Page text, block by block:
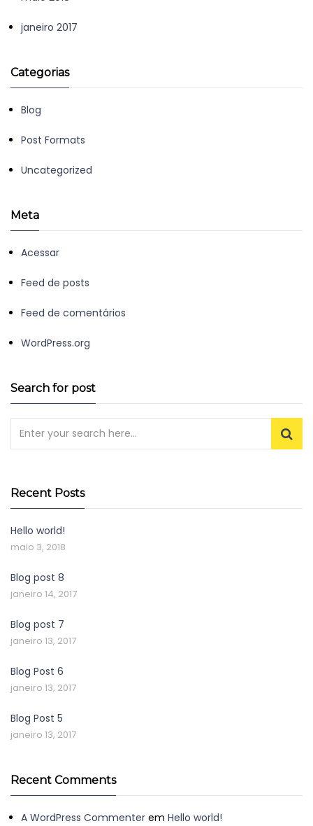
janeiro 2017
Categorias
Blog
Post Formats
Uncategorized
Meta
Acessar
Feed de posts
Feed de comentários
WordPress.org
Search for post
Recent Posts
Hello world!
maio 3, 2018
Blog post 8
janeiro 14, 2017
Blog post 7
janeiro 13, 2017
Blog Post 6
janeiro 13, 2017
Blog Post 5
janeiro 13, 2017
Recent Comments
A WordPress Commenter em Hello world!